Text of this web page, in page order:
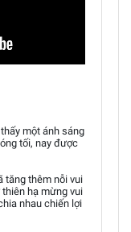
một ánh sáng
tối, nay được
tăng thêm nỗi vui
hạ mừng vui
nhau chiến lợi